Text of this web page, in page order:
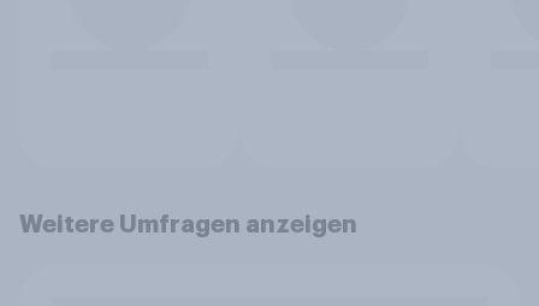
Weitere Umfragen anzeigen